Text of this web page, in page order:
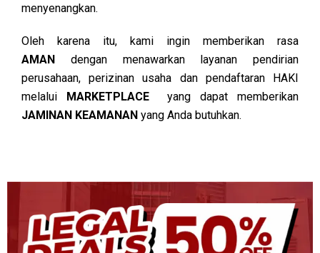
menyenangkan.
Oleh karena itu, kami ingin memberikan rasa
AMAN dengan menawarkan layanan pendirian
perusahaan, perizinan usaha dan pendaftaran HAKI
melalui MARKETPLACEyang dapat memberikan
JAMINAN KEAMANAN yang Anda butuhkan.